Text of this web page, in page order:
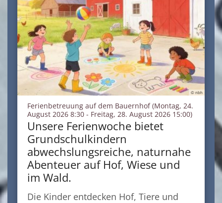
© nbh
Ferienbetreuung auf dem Bauernhof (Montag, 24.
August 2026 8:30 - Freitag, 28. August 2026 15:00):
Unsere Ferienwoche bietet
Grundschulkindern
abwechslungsreiche, naturnahe
Abenteuer auf Hof, Wiese und
im Wald.
Die Kinder entdecken Hof, Tiere und